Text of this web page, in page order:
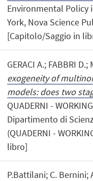
Environmental Policy
York, Nova Science
[Capitolo/Saggio in
GERACI A.; FABBRI D.;
exogeneity of
models: does two
QUADERNI -
Dipartimento di
(QUADERNI -
libro]
P.Battilani; C. Bernini;